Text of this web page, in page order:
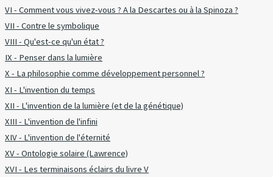
VI - Comment vous vivez-vous ? A la Descartes ou à la Spinoza ?
VII - Contre le symbolique
VIII - Qu'est-ce qu'un état ?
IX - Penser dans la lumière
X - La philosophie comme développement personnel ?
XI - L'invention du temps
XII - L'invention de la lumière (et de la génétique)
XIII - L'invention de l'infini
XIV - L'invention de l'éternité
XV - Ontologie solaire (Lawrence)
XVI - Les terminaisons éclairs du livre V